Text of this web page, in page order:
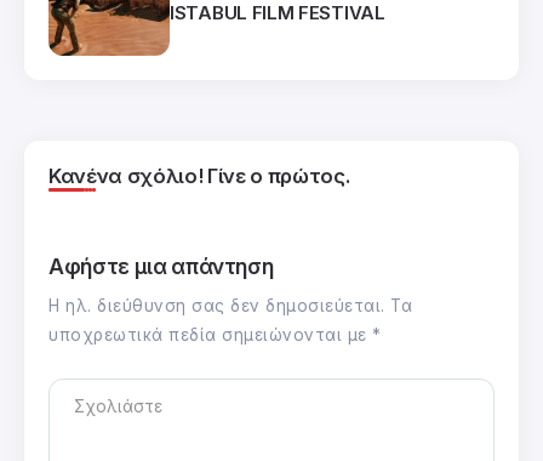
ISTABUL FILM FESTIVAL
Κανένα σχόλιο! Γίνε ο πρώτος.
Αφήστε μια απάντηση
Η ηλ. διεύθυνση σας δεν δημοσιεύεται. Τα
υποχρεωτικά πεδία σημειώνονται με *